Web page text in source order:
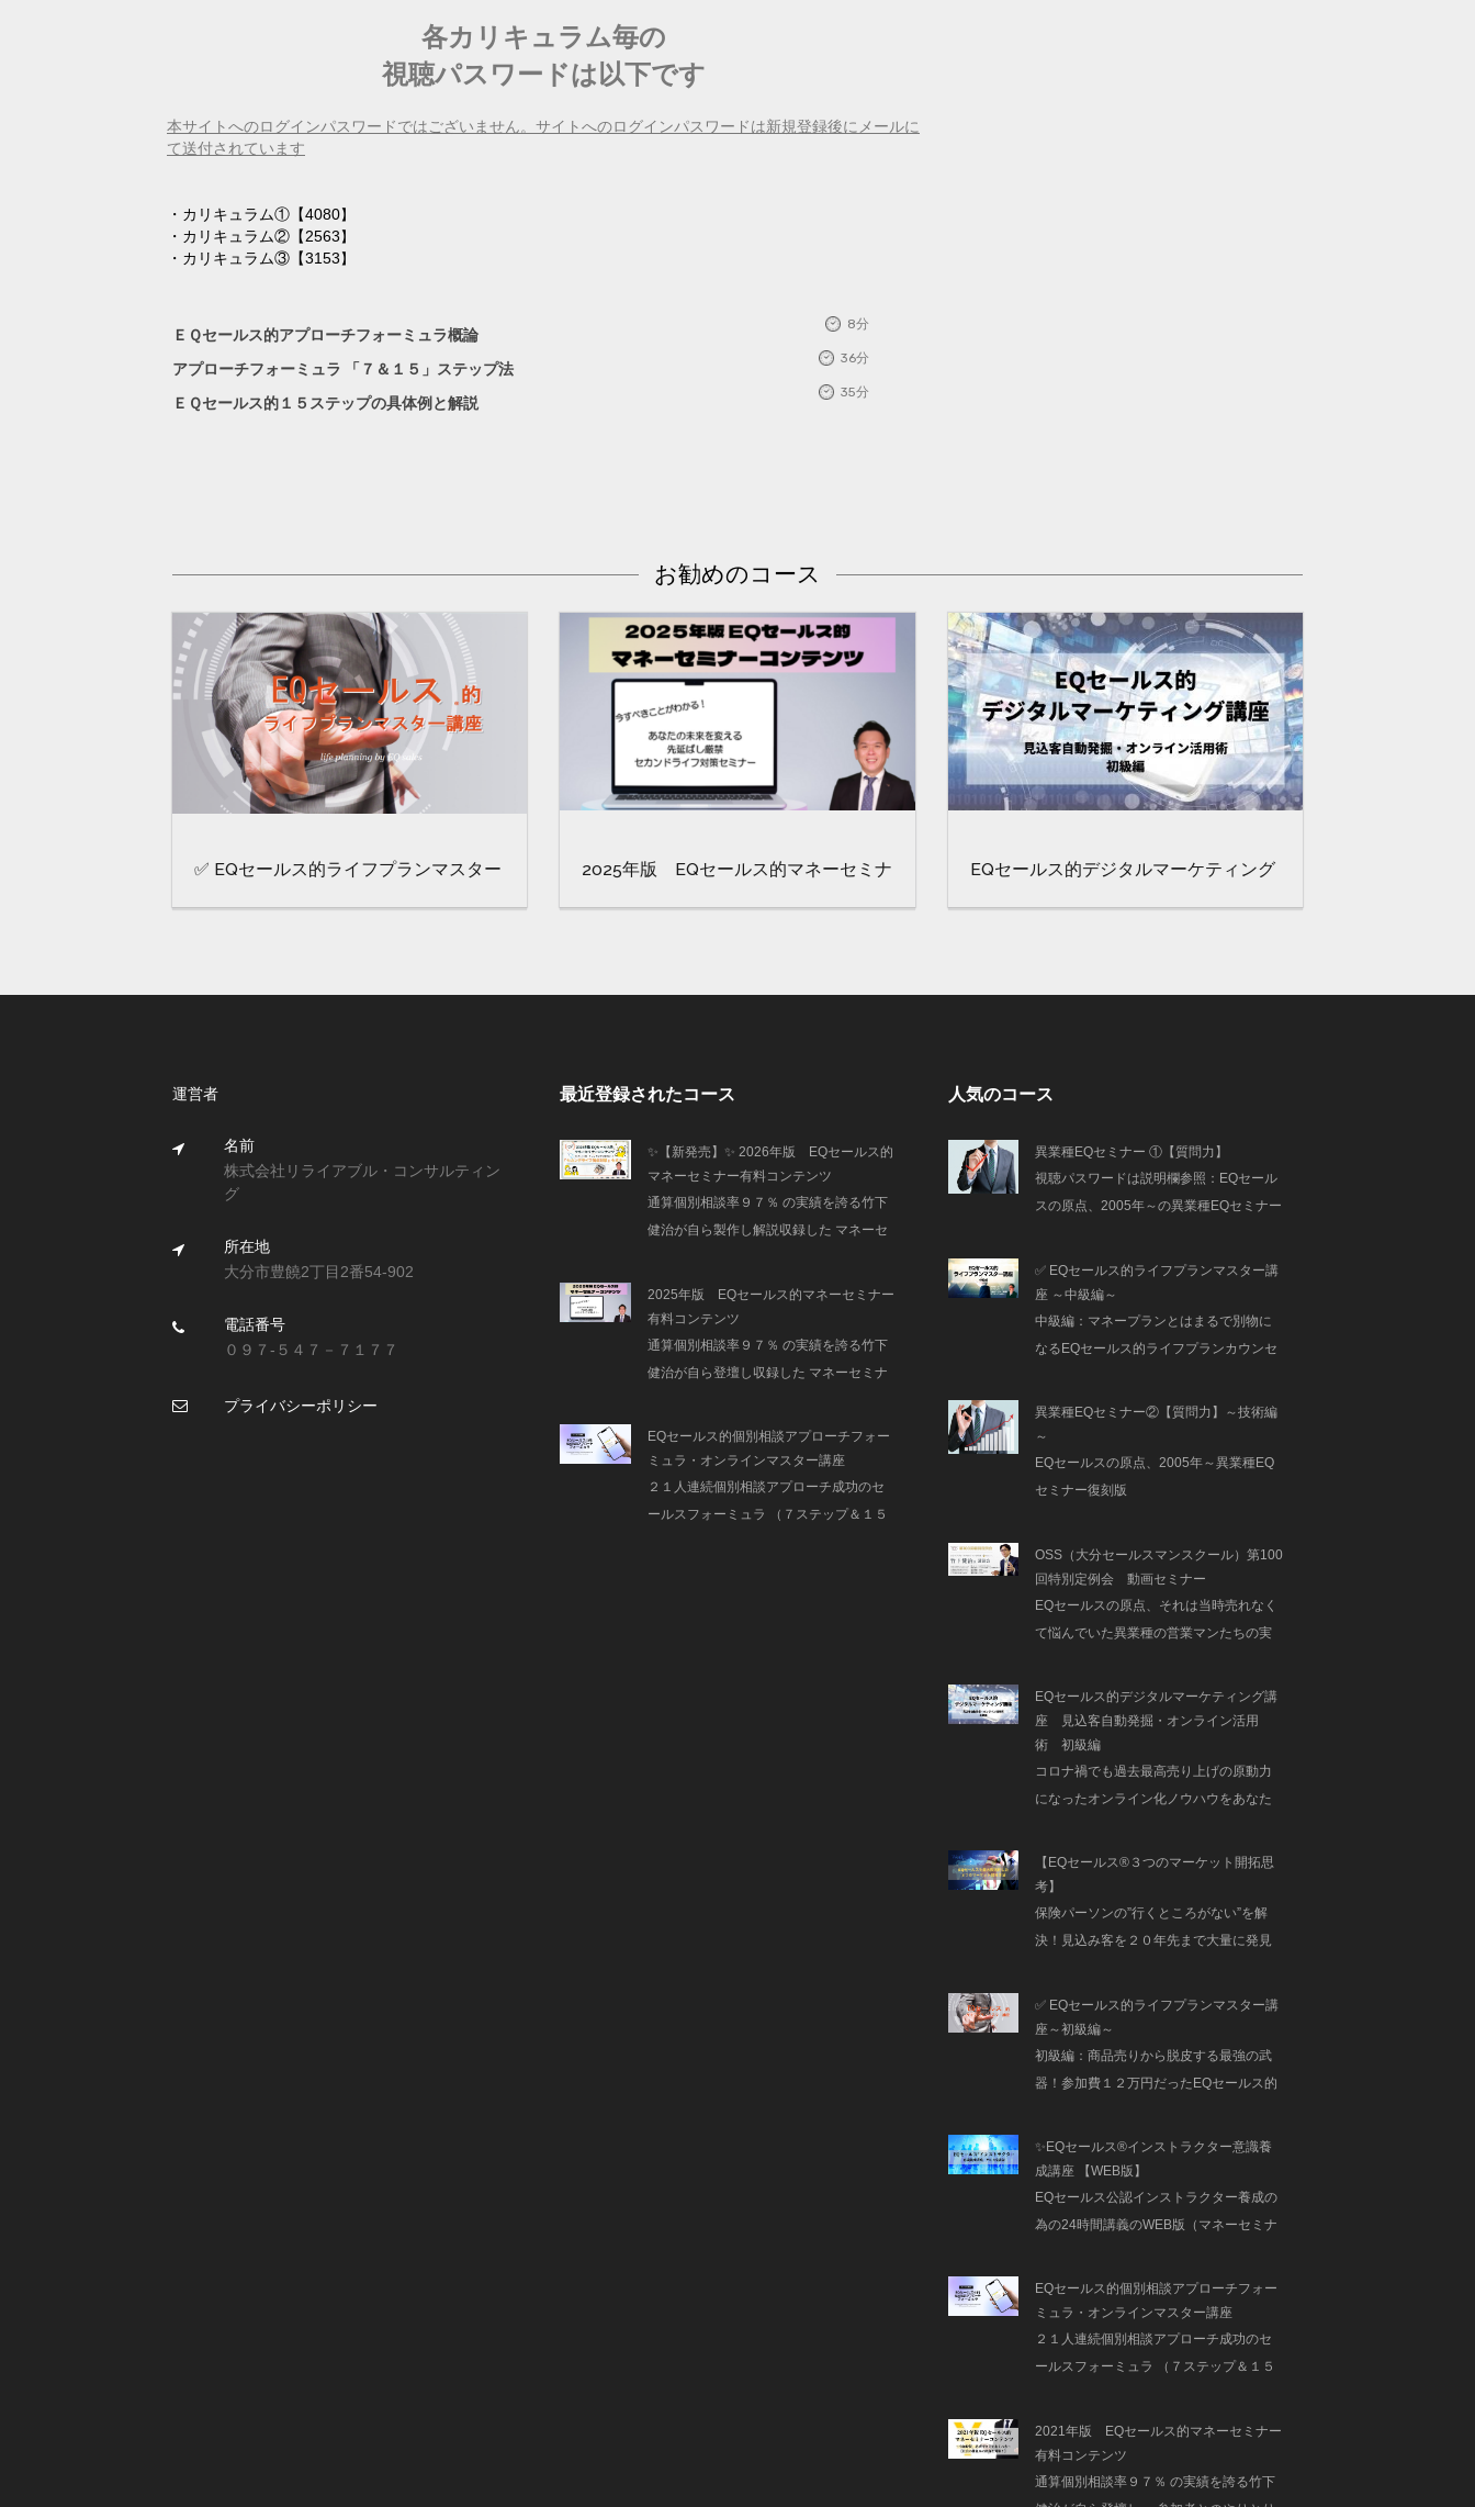
各カリキュラム毎の
視聴パスワードは以下です
本サイトへのログインパスワードではございません。サイトへのログインパスワードは新規登録後にメールに
て送付されています
・カリキュラム①【4080】
・カリキュラム②【2563 】
・カリキュラム③【3153 】
ＥＱセールス的アプローチフォーミュラ概論
8分
アプローチフォーミュラ 「７＆１５」ステップ法
36分
ＥＱセールス的１５ステップの具体例と解説
35分
お勧めのコース
✅ EQセールス的ライフプランマスター
2025年版 EQセールス的マネーセミナ
EQセールス的デジタルマーケティング
運営者
名前
株式会社リライアブル・コンサルティン
グ
所在地
大分市豊饒2丁目2番54-902
電話番号
０９７-５４７－７１７７
プライバシーポリシー
最近登録されたコース
✨【新発売】✨ 2026年版 EQセールス的
マネーセミナー有料コンテンツ
通算個別相談率９７％ の実績を誇る竹下
健治が自ら製作し解説収録した マネーセ
2025年版 EQセールス的マネーセミナー
有料コンテンツ
通算個別相談率９７％ の実績を誇る竹下
健治が自ら登壇し収録した マネーセミナ
EQセールス的個別相談アプローチフォー
ミュラ・オンラインマスター講座
２１人連続個別相談アプローチ成功のセ
ールスフォーミュラ （７ステップ＆１５
人気のコース
異業種EQセミナー ①【質問力】
視聴パスワードは説明欄参照：EQセール
スの原点、2005年～の異業種EQセミナー
✅ EQセールス的ライフプランマスター講
座 ～中級編～
中級編：マネープランとはまるで別物に
なるEQセールス的ライフプランカウンセ
践を交えて徹底解説！さらにオンライン
解説！
異業種EQセミナー②【質問力】～技術編
～
EQセールスの原点、2005年～異業種EQ
セミナー復刻版
OSS（大分セールスマンスクール）第100
回特別定例会 動画セミナー
EQセールスの原点、それは当時売れなく
て悩んでいた異業種の営業マンたちの実
EQセールス的デジタルマーケティング講
座 見込客自動発掘・オンライン活用
術 初級編
コロナ禍でも過去最高売り上げの原動力
になったオンライン化ノウハウをあなた
【EQセールス®３つのマーケット開拓思
考】
保険パーソンの”行くところがない”を解
決！見込み客を２０年先まで大量に発見
✅ EQセールス的ライフプランマスター講
座～初級編～
初級編：商品売りから脱皮する最強の武
器！参加費１２万円だったEQセールス的
時間の研修を動画コンテンツとして公
開！
✨EQセールス®インストラクター意識養
成講座 【WEB版】
EQセールス公認インストラクター養成の
為の24時間講義のWEB版（マネーセミナ
も同時に学べます）
EQセールス的個別相談アプローチフォー
ミュラ・オンラインマスター講座
２１人連続個別相談アプローチ成功のセ
ールスフォーミュラ （７ステップ＆１５
2021年版 EQセールス的マネーセミナー
有料コンテンツ
通算個別相談率９７％ の実績を誇る竹下